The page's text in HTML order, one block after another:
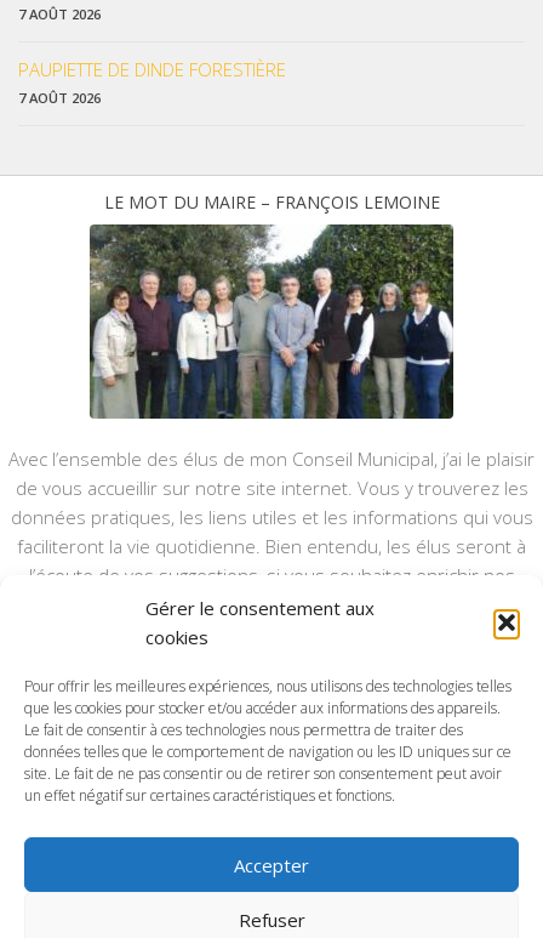
Gérer le consentement aux
cookies
Pour offrir les meilleures expériences, nous utilisons des technologies telles
que les cookies pour stocker et/ou accéder aux informations des appareils.
Le fait de consentir à ces technologies nous permettra de traiter des
données telles que le comportement de navigation ou les ID uniques sur ce
site. Le fait de ne pas consentir ou de retirer son consentement peut avoir
un effet négatif sur certaines caractéristiques et fonctions.
Accepter
Refuser
7 AOÛT 2026
PAUPIETTE DE DINDE FORESTIÈRE
7 AOÛT 2026
LE MOT DU MAIRE – FRANÇOIS LEMOINE
Avec l’ensemble des élus de mon Conseil Municipal, j’ai le plaisir
de vous accueillir sur notre site internet. Vous y trouverez les
données pratiques, les liens utiles et les informations qui vous
faciliteront la vie quotidienne. Bien entendu, les élus seront à
l’écoute de vos suggestions, si vous souhaitez enrichir nos
rubriques ou nos informations.
Ce type de communication vient en complément du bulletin
annuel, nous le ferons vivre et il sera actualisé pour mieux vous
informer.
Bonne visite à toutes et à tous.
Commune d'Anctoville-sur-Boscq © 2026. Tous droits